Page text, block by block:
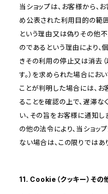
当ショップは、お客様から、
め公表された利用目的の範
という理由又は偽りその他
のであるという理由により
きその利用の停止又は消去（
す。）を求められた場合にお
ことが判明した場合には、
ることを確認の上で、遅滞
い、その旨をお客様に通知し
の他の法令により、当ショ
ない場合は、この限りではあ
11. Cookie（クッキー）その